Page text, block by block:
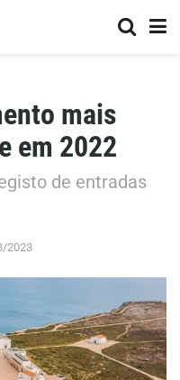
mais
em 2022
de entradas
2023